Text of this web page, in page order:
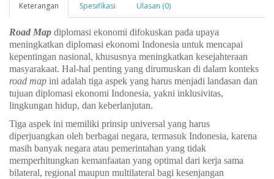
Keterangan Spesifikasi Ulasan (0)
Road Map diplomasi ekonomi difokuskan pada upaya
meningkatkan diplomasi ekonomi Indonesia untuk mencapai
kepentingan nasional, khususnya meningkatkan kesejahteraan
masyarakaat. Hal-hal penting yang dirumuskan di dalam konteks
road map ini adalah tiga aspek yang harus menjadi landasan dan
tujuan diplomasi ekonomi Indonesia, yakni inklusivitas,
lingkungan hidup, dan keberlanjutan.
Tiga aspek ini memiliki prinsip universal yang harus
diperjuangkan oleh berbagai negara, termasuk Indonesia, karena
masih banyak negara atau pemerintahan yang tidak
memperhitungkan kemanfaatan yang optimal dari kerja sama
bilateral, regional maupun multilateral bagi kesenjangan